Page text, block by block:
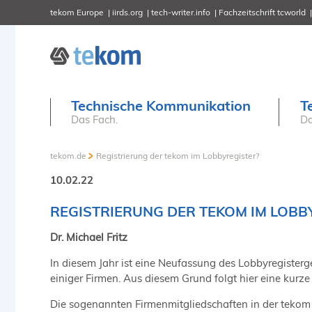
tekom Europe iirds.org tech-writer.info Fachzeitschrift tcworld
Technische Kommunikation
Das Fach.
tekom.de Registrierung der tekom im Lobbyregister?
10.02.22
REGISTRIERUNG DER TEKOM IM
Dr. Michael Fritz
In diesem Jahr ist eine Neufassung des
einiger Firmen. Aus diesem Grund folgt hier eine kurze
Die sogenannten Firmenmitgliedschaften in der